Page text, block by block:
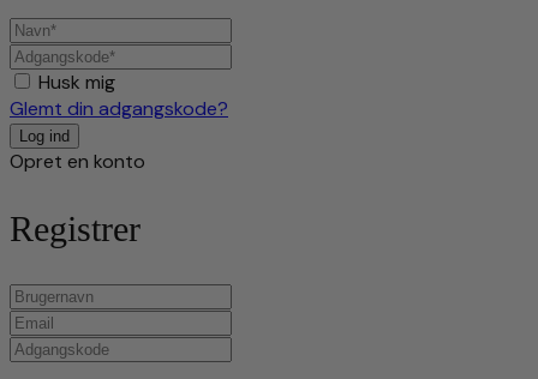
Husk mig
Glemt din adgangskode?
Opret en konto
Registrer